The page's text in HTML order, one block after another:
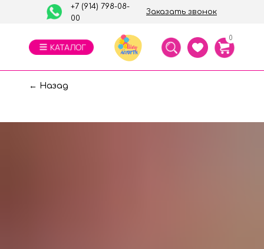
Заказать звонок
+7 (914) 798-08-
00
0
← Назад